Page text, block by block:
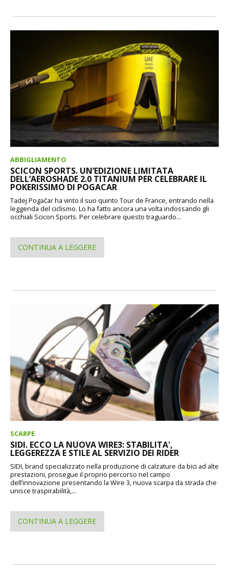
ABBIGLIAMENTO
SCICON SPORTS. UN’EDIZIONE LIMITATA
DELL’AEROSHADE 2.0 TITANIUM PER CELEBRARE IL
POKERISSIMO DI POGACAR
Tadej Pogačar ha vinto il suo quinto Tour de France, entrando nella
leggenda del ciclismo. Lo ha fatto ancora una volta indossando gli
occhiali Scicon Sports. Per celebrare questo traguardo...
CONTINUA A LEGGERE
SCARPE
SIDI. ECCO LA NUOVA WIRE3: STABILITA',
LEGGEREZZA E STILE AL SERVIZIO DEI RIDER
SIDI, brand specializzato nella produzione di calzature da bici ad alte
prestazioni, prosegue il proprio percorso nel campo
dell’innovazione presentando la Wire 3, nuova scarpa da strada che
unisce traspirabilità,...
CONTINUA A LEGGERE